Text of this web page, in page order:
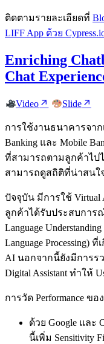
ติดตามรายละเอียดที่
LIFF App ด้วย
Enriching
Chat
Video Slide
การใช้งานธนาคารจาก
Banking และ Mobile
ที่สามารถตามลูกค้าไป
สามารถดูสถิติที่น่าสนใ
ปัจจุบัน มีการใช้ Virtual
ลูกค้าได้รับประสบการ
Language
Language Processing)
AI นอกจากนี้ยังมีการร
Digital Assistant ทำให้
การวัด Performance ขอ
ด้วย Google และ
นี้เพิ่ม Sensitivity